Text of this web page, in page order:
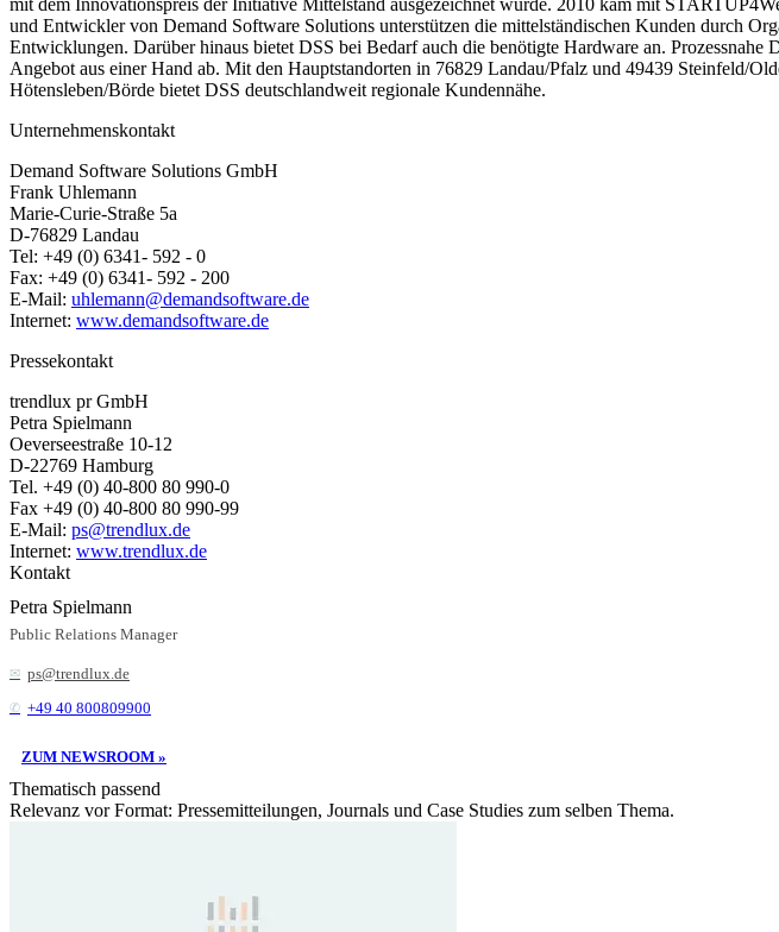
und Entwickler von Demand Software Solutions unterstützen die mittelständischen Kunden durch
Entwicklungen. Darüber hinaus bietet DSS bei Bedarf auch die benötigte Hardware an.
Angebot aus einer Hand ab. Mit den Hauptstandorten in 76829 Landau/Pfalz und 49439 Steinfeld/
Hötensleben/Börde bietet DSS deutschlandweit regionale Kundennähe.
Unternehmenskontakt
Demand Software Solutions GmbH
Frank Uhlemann
Marie-Curie-Straße 5a
D-76829 Landau
Tel: +49 (0) 6341- 592 - 0
Fax: +49 (0) 6341- 592 - 200
E-Mail: uhlemann@demandsoftware.de
Internet: www.demandsoftware.de
Pressekontakt
trendlux pr GmbH
Petra Spielmann
Oeverseestraße 10-12
D-22769 Hamburg
Tel. +49 (0) 40-800 80 990-0
Fax +49 (0) 40-800 80 990-99
E-Mail: ps@trendlux.de
Internet: www.trendlux.de
Kontakt
Petra Spielmann
Public Relations Manager
ps@trendlux.de
+49 40 800809900
ZUM NEWSROOM »
Thematisch passend
Relevanz vor Format: Pressemitteilungen, Journals und Case Studies zum selben Thema.